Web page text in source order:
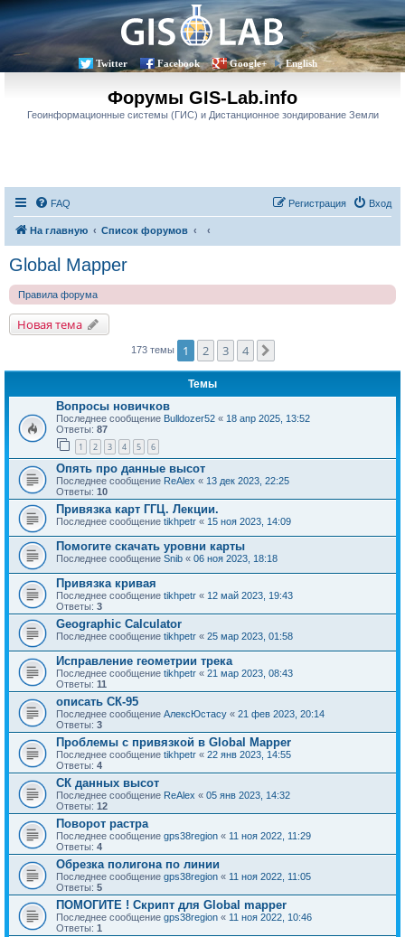
Twitter Facebook Google+ English
Форумы GIS-Lab.info
Геоинформационные системы (ГИС) и Дистанционное зондирование Земли
FAQ Вход
Регистрация
На главную Список форумов
Global Mapper
Правила форума
Новая тема
173 темы 1 2 3 4
Темы
Вопросы новичков
Последнее сообщение Bulldozer52 « 18 апр 2025, 13:52
Ответы: 87
1 2 3 4 5 6
Опять про данные высот
Последнее сообщение ReAlex « 13 дек 2023, 22:25
Ответы: 10
Привязка карт ГГЦ. Лекции.
Последнее сообщение tikhpetr « 15 ноя 2023, 14:09
Помогите скачать уровни карты
Последнее сообщение Snib « 06 ноя 2023, 18:18
Привязка кривая
Последнее сообщение tikhpetr « 12 май 2023, 19:43
Ответы: 3
Geographic Calculator
Последнее сообщение tikhpetr « 25 мар 2023, 01:58
Исправление геометрии трека
Последнее сообщение tikhpetr « 21 мар 2023, 08:43
Ответы: 11
описать СК-95
Последнее сообщение АлексЮстасу « 21 фев 2023, 20:14
Ответы: 3
Проблемы с привязкой в Global Mapper
Последнее сообщение tikhpetr « 22 янв 2023, 14:55
Ответы: 4
СК данных высот
Последнее сообщение ReAlex « 05 янв 2023, 14:32
Ответы: 12
Поворот растра
Последнее сообщение gps38region « 11 ноя 2022, 11:29
Ответы: 4
Обрезка полигона по линии
Последнее сообщение gps38region « 11 ноя 2022, 11:05
Ответы: 5
ПОМОГИТЕ ! Скрипт для Global mapper
Последнее сообщение gps38region « 11 ноя 2022, 10:46
Ответы: 1